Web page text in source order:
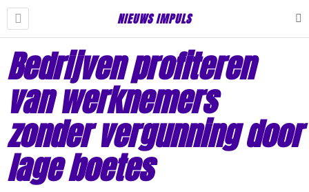
NIEUWS IMPULS
Bedrijven profiteren
van werknemers
zonder vergunning door
lage boetes